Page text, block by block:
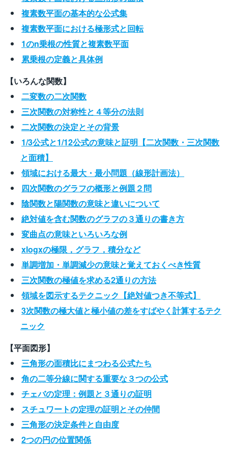
複素数平面の基本的な公式集
複素数平面における極形式と回転
1のn乗根の性質と複素数平面
累乗根の定義と具体例
【いろんな関数】
二変数の二次関数
三次関数の対称性と４等分の法則
二次関数の決定とその背景
1/3公式と1/12公式の意味と証明【二次関数・三次関数
と面積】
領域における最大・最小問題（線形計画法）
四次関数のグラフの概形と例題２問
陰関数と陽関数の意味と違いについて
絶対値を含む関数のグラフの３通りの書き方
変曲点の意味といろいろな例
xlogxの極限，グラフ，積分など
単調増加・単調減少の意味と覚えておくべき性質
三次関数の極値を求める2通りの方法
領域を図示するテクニック【絶対値つき不等式】
3次関数の極大値と極小値の差をすばやく計算するテク
ニック
【平面図形】
三角形の面積比にまつわる公式たち
角の二等分線に関する重要な３つの公式
チェバの定理：例題と３通りの証明
スチュワートの定理の証明とその仲間
三角形の決定条件と自由度
2つの円の位置関係